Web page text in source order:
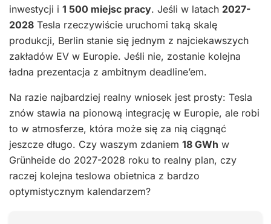
inwestycji i 1 500 miejsc pracy. Jeśli w latach 2027-
2028 Tesla rzeczywiście uruchomi taką skalę
produkcji, Berlin stanie się jednym z najciekawszych
zakładów EV w Europie. Jeśli nie, zostanie kolejna
ładna prezentacja z ambitnym deadline’em.
Na razie najbardziej realny wniosek jest prosty: Tesla
znów stawia na pionową integrację w Europie, ale robi
to w atmosferze, która może się za nią ciągnąć
jeszcze długo. Czy waszym zdaniem 18 GWh w
Grünheide do 2027-2028 roku to realny plan, czy
raczej kolejna teslowa obietnica z bardzo
optymistycznym kalendarzem?